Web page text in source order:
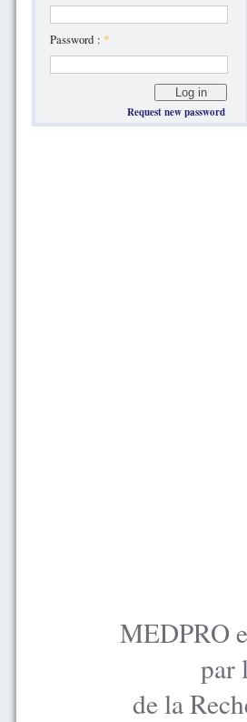
Password : *
Request new password
MEDPRO
par
de la